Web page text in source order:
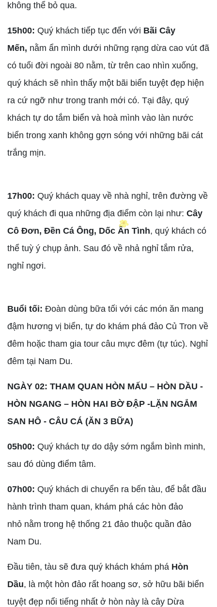
không thể bỏ qua.
15h00: Quý khách tiếp tục đến với Bãi Cây
Mến, nằm ẩn mình dưới những rạng dừa cao vút đã
có tuổi đời ngoài 80 nằm, từ trên cao nhìn xuống,
quý khách sẽ nhìn thấy một bãi biển tuyệt đẹp hiện
ra cứ ngỡ như trong tranh mới có. Tại đây, quý
khách tự do tắm biển và hoà mình vào làn nước
biển trong xanh không gợn sóng với những bãi cát
trắng mịn.
17h00: Quý khách quay về nhà nghỉ, trên đường về
quý khách đi qua những địa điểm còn lại như: Cây
Cô Đơn, Đền Cá Ông, Dốc Ân Tình, quý khách có
thể tuỳ ý chụp ảnh. Sau đó về nhả nghỉ tắm rửa,
nghỉ ngơi.
Buổi tối: Đoàn dùng bữa tối với các món ăn mang
đậm hương vị biển, tự do khám phá đảo Củ Tron về
đêm hoặc tham gia tour câu mực đêm (tự túc). Nghỉ
đêm tại Nam Du.
NGÀY 02: THAM QUAN HÒN MẤU – HÒN DẦU -
HÒN NGANG – HÒN HAI BỜ ĐẬP -LẶN NGẮM
SAN HÔ - CÂU CÁ (ĂN 3 BỮA)
05h00: Quý khách tự do dậy sớm ngắm bình minh,
sau đó dùng điểm tâm.
07h00: Quý khách di chuyển ra bến tàu, để bắt đầu
hành trình tham quan, khám phá các hòn đảo
nhỏ nằm trong hệ thống 21 đảo thuộc quần đảo
Nam Du.
Đầu tiên, tàu sẽ đưa quý khách khám phá Hòn
Dầu, là một hòn đảo rất hoang sơ, sở hữu bãi biển
tuyệt đẹp nổi tiếng nhất ở hòn này là cây Dừa